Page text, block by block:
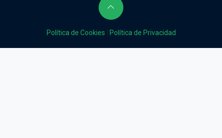
Política de Cookies Política de Privacidad